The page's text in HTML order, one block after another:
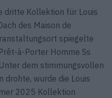
dritte Kollektion für Louis
des Maison de
spiegelte
à-Porter Homme Ss
dem stimmungsvollen
drohte, wurde die Louis
2025 Kollektion